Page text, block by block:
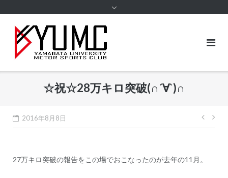
☆祝☆28万キロ突破(∩´∀`)∩
2016年8月8日
投
ビ
27万キロ突破の報告をこの場でおこなったのが去年の11月。